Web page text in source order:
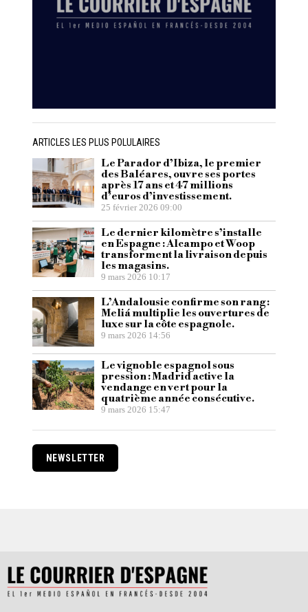
ARTICLES LES PLUS POLULAIRES
Le Parador d’Ibiza, le premier
des Baléares, ouvre ses portes
après 17 ans et 47 millions
d’euros d’investissement.
25 février 2026 09:00
Le dernier kilomètre s’installe
en Espagne : Alcampo et Woop
transforment la livraison depuis
les magasins.
9 mars 2026 10:17
L’Andalousie confirme son rang :
Meliá multiplie les ouvertures de
luxe sur la côte espagnole.
9 mars 2026 14:56
Le vignoble espagnol sous
pression : Madrid active la
vendange en vert pour la
quatrième année consécutive.
9 mars 2026 15:47
NEWSLETTER